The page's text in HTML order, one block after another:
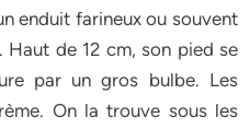
enduit farineux ou souvent
Haut de 12 cm, son pied se
par un gros bulbe. Les
On la trouve sous les